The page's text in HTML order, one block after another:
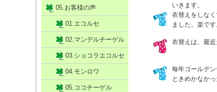
いきます。
衣替えをしな
ました。楽で
衣替えは、最
毎年ゴールデ
ときめかなか
05.お客様の声
01.エコルセ
02.マンデルチーゲル
03.ショコラエコルセ
04.モンロワ
05.ココチーゲル